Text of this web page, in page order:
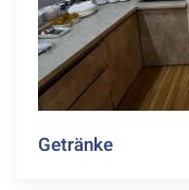
Getränke